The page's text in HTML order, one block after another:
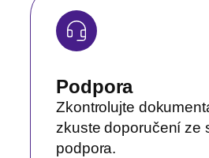
Podpora
Zkontrolujte
zkuste doporučení ze
podpora.